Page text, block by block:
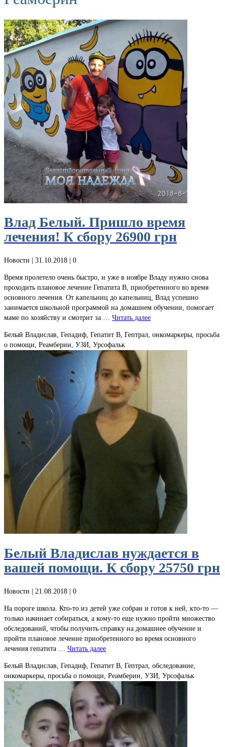
Влад Белый. Пришло время
лечения! К сбору 26900 грн
Новости | 31.10.2018 | 0
Время пролетело очень быстро, и уже в ноябре Владу нужно снова
проходить плановое лечение Гепатита В, приобретенного во время
основного лечения. От капельниц до капельниц, Влад успешно
занимается школьной программой на домашнем обучении, помогает
маме по хозяйству и смотрит за … Читать далее
Белый Владислав, Гепадиф, Гепатит В, Гептрал, онкомаркеры, просьба
о помощи, Реамберин, УЗИ, Урсофальк
Белый Владислав нуждается в
вашей помощи. К сбору 25750 грн
Новости | 21.08.2018 | 0
На пороге школа. Кто-то из детей уже собран и готов к ней, кто-то —
только начинает собираться, а кому-то еще нужно пройти множество
обследований, чтобы получить справку на домашнее обучение и
пройти плановое лечение приобретенного во время основного
лечения гепатита … Читать далее
Белый Владислав, Гепадиф, Гепатит В, Гептрал, обследование,
онкомаркеры, просьба о помощи, Реамберин, УЗИ, Урсофальк